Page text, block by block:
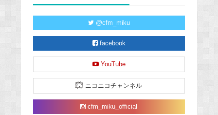
@cfm_miku
facebook
YouTube
ニコニコチャンネル
cfm_miku_official